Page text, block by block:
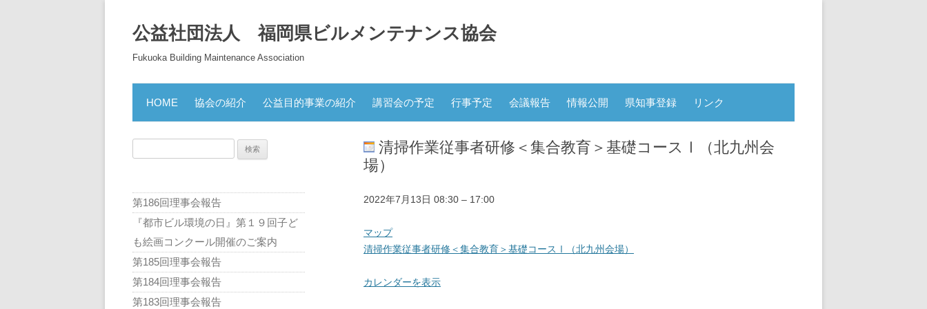
公益社団法人 福岡県ビルメンテナンス協会
Fukuoka Building Maintenance Association
ン
テ
ス
キ
HOME 協会の紹介 公益目的事業の紹介 講習会の予定 行事予定 会議報告 情報公開 県知事登録 リンク
清掃作業従事者研修＜集合教育＞基礎コースⅠ（北九州会
場）
清
作
業
事
2022年7月13日 08:30 – 17:00
マップ北
九
勤
清掃作業従事者研修＜集合教育＞基礎コースⅠ（北九州会場）
カレンダーを表示
第186回理事会報告
『都市ビル環境の日』第１９回子ど
も絵画コンクール開催のご案内
第185回理事会報告
第184回理事会報告
第183回理事会報告